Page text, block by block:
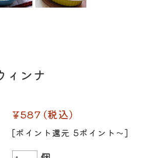
ィンナ
¥587 (税込)
[ポイント還元 5ポイント〜]